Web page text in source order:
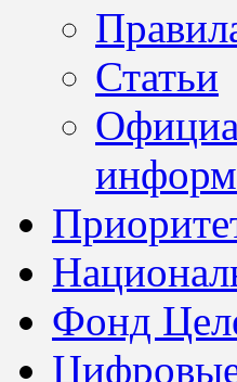
Статьи
Фонд